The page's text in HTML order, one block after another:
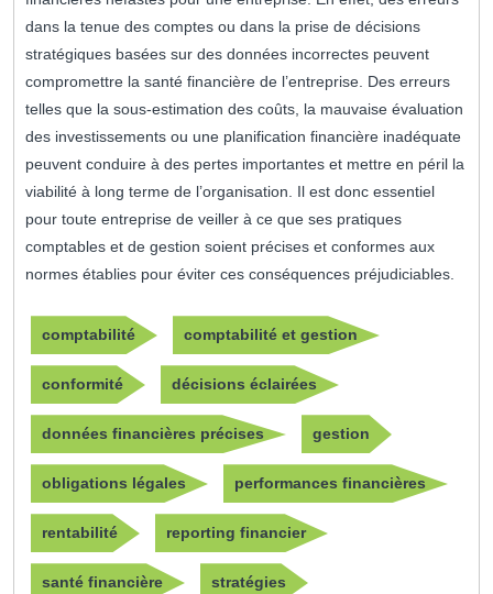
dans la tenue des comptes ou dans la prise de décisions
stratégiques basées sur des données incorrectes peuvent
compromettre la santé financière de l’entreprise. Des erreurs
telles que la sous-estimation des coûts, la mauvaise évaluation
des investissements ou une planification financière inadéquate
peuvent conduire à des pertes importantes et mettre en péril la
viabilité à long terme de l’organisation. Il est donc essentiel
pour toute entreprise de veiller à ce que ses pratiques
comptables et de gestion soient précises et conformes aux
normes établies pour éviter ces conséquences préjudiciables.
comptabilité comptabilité et gestion
conformité décisions éclairées
données financières précises gestion
obligations légales performances financières
rentabilité reporting financier
santé financière stratégies